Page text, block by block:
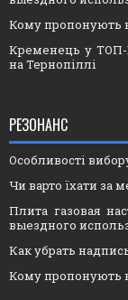
Кому пропонують
Кременець у ТОП-
на Тернопіллі
РЕЗОНАНС
Особливості
Чи варто їхати за
Плита газовая
выездного
Как убрать
Кому пропонують